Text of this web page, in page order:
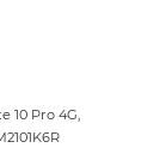
10 Pro 4G,